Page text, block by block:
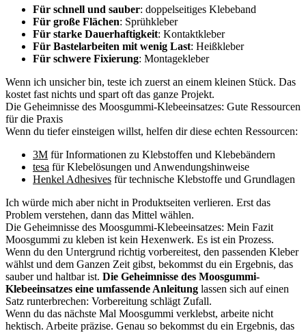
Für schnell und sauber: doppelseitiges Klebeband
Für große Flächen: Sprühkleber
Für starke Dauerhaftigkeit: Kontaktkleber
Für Bastelarbeiten mit wenig Last: Heißkleber
Für schwere Fixierung: Montagekleber
Wenn ich unsicher bin, teste ich zuerst an einem kleinen Stück. Das
kostet fast nichts und spart oft das ganze Projekt.
Die Geheimnisse des Moosgummi-Klebeeinsatzes: Gute Ressourcen
für die Praxis
Wenn du tiefer einsteigen willst, helfen dir diese echten Ressourcen:
3M für Informationen zu Klebstoffen und Klebebändern
tesa für Klebelösungen und Anwendungshinweise
Henkel Adhesives für technische Klebstoffe und Grundlagen
Ich würde mich aber nicht in Produktseiten verlieren. Erst das
Problem verstehen, dann das Mittel wählen.
Die Geheimnisse des Moosgummi-Klebeeinsatzes: Mein Fazit
Moosgummi zu kleben ist kein Hexenwerk. Es ist ein Prozess.
Wenn du den Untergrund richtig vorbereitest, den passenden Kleber
wählst und dem Ganzen Zeit gibst, bekommst du ein Ergebnis, das
sauber und haltbar ist. Die Geheimnisse des Moosgummi-
Klebeeinsatzes eine umfassende Anleitung lassen sich auf einen
Satz runterbrechen: Vorbereitung schlägt Zufall.
Wenn du das nächste Mal Moosgummi verklebst, arbeite nicht
hektisch. Arbeite präzise. Genau so bekommst du ein Ergebnis, das